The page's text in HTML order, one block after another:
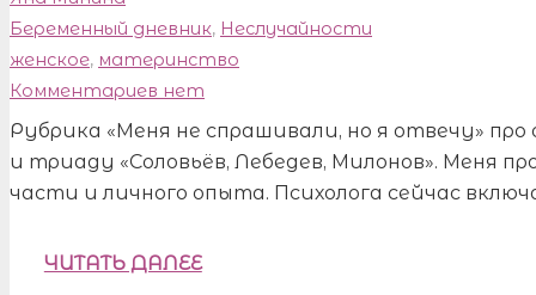
Беременный дневник, Неслучайности
женское, материнство
Комментариев нет
Рубрика «Меня не спрашивали, но я отвечу»
и триаду «Соловьёв, Лебедев, Милонов». Меня
части и личного опыта. Психолога сейчас
ЧИТАТЬ ДАЛЕЕ